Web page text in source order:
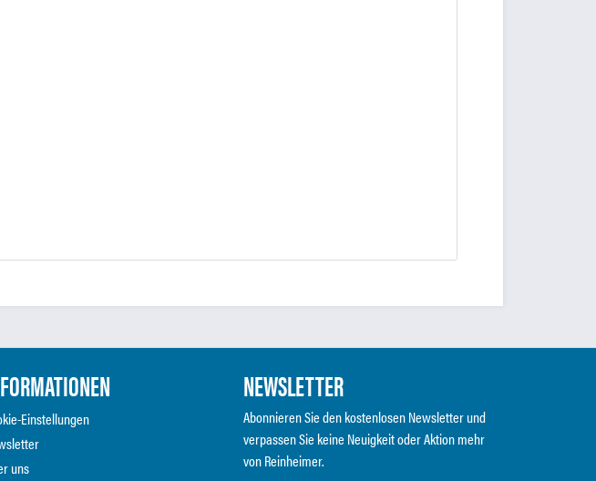
Einstellungen
uns
NEWSLETTER
Abonnieren Sie den kostenlosen Newsletter und
verpassen Sie keine Neuigkeit oder Aktion mehr
von Reinheimer.